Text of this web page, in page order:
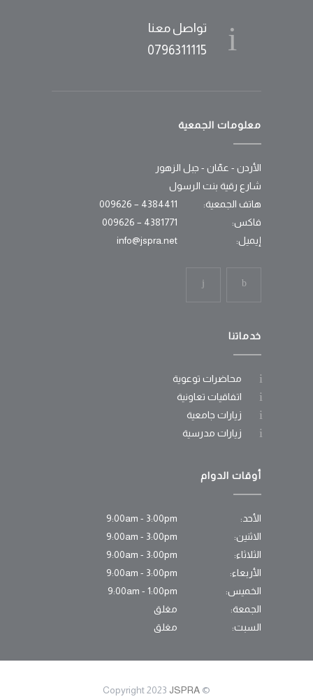
تواصل معنا
0796311115
معلومات الجمعية
الأردن - عمّان - جبل الزهور
شارع رقية بنت الرسول
هاتف الجمعية:
4384411 – 009626
فاكس:
4381771 – 009626
إيميل:
info@jspra.net
خدماتنا
محاضرات توعوية
اتفاقيات تعاونية
زيارات جامعية
زيارات مدرسية
أوقات الدوام
الأحد:
9:00am - 3:00pm
الاثنين:
9:00am - 3:00pm
الثلاثاء:
9:00am - 3:00pm
الأربعاء:
9:00am - 3:00pm
الخميس:
9:00am - 1:00pm
الجمعة:
مغلق
السبت:
مغلق
© Copyright 2023
JSPRA